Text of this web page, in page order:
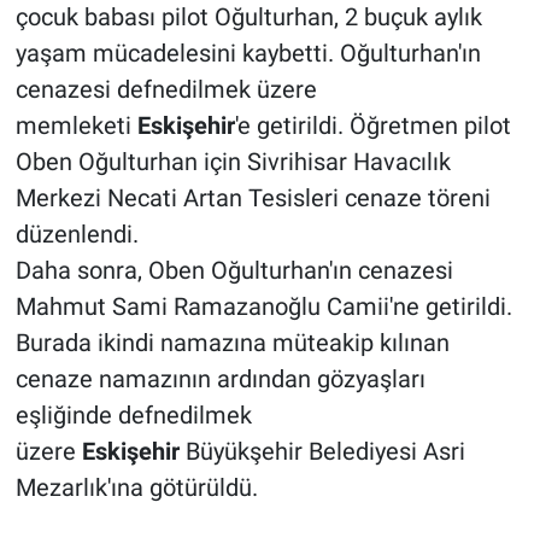
çocuk babası pilot Oğulturhan, 2 buçuk aylık
yaşam mücadelesini kaybetti. Oğulturhan'ın
cenazesi defnedilmek üzere
memleketi Eskişehir'e getirildi. Öğretmen pilot
Oben Oğulturhan için Sivrihisar Havacılık
Merkezi Necati Artan Tesisleri cenaze töreni
düzenlendi.
Daha sonra, Oben Oğulturhan'ın cenazesi
Mahmut Sami Ramazanoğlu Camii'ne getirildi.
Burada ikindi namazına müteakip kılınan
cenaze namazının ardından gözyaşları
eşliğinde defnedilmek
üzere EskişehirBüyükşehir Belediyesi Asri
Mezarlık'ına götürüldü.